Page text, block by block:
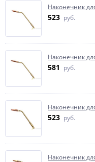
Наконечник
523 руб.
Наконечник
581 руб.
Наконечник
523 руб.
Наконечник